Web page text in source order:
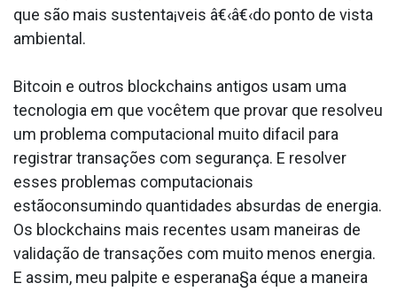
que são mais sustenta¡veis â€‹â€‹do ponto de vista
ambiental.
Bitcoin e outros blockchains antigos usam uma
tecnologia em que vocêtem que provar que resolveu
um problema computacional muito difa­cil para
registrar transações com segurança. E resolver
esses problemas computacionais
estãoconsumindo quantidades absurdas de energia.
Os blockchains mais recentes usam maneiras de
validação de transações com muito menos energia.
E assim, meu palpite e esperana§a éque a maneira